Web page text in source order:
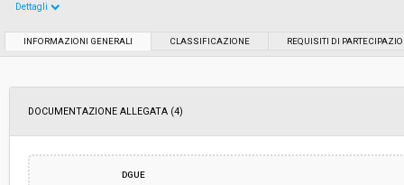
Data pubblicazione:
Svolgimento:
Dettagli
INFORMAZIONI GENERALI CLASSIFICAZIONE REQUISITI DI
DOCUMENTAZIONE ALLEGATA (4)
DGUE